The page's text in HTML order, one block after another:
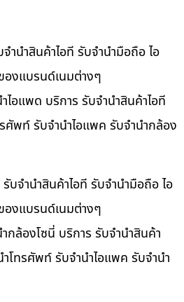
ำนำสินค้าไอที รับจำนำมือถือ ไอ
องแบรนด์เนมต่างๆ
อแพด บริการ รับจำนำสินค้าไอที
ศัพท์ รับจำนำไอแพค รับจำนำกล้อง
บจำนำสินค้าไอที รับจำนำมือถือ ไอ
องแบรนด์เนมต่างๆ
กล้องโซนี่ บริการ รับจำนำสินค้า
โทรศัพท์ รับจำนำไอแพค รับจำนำ